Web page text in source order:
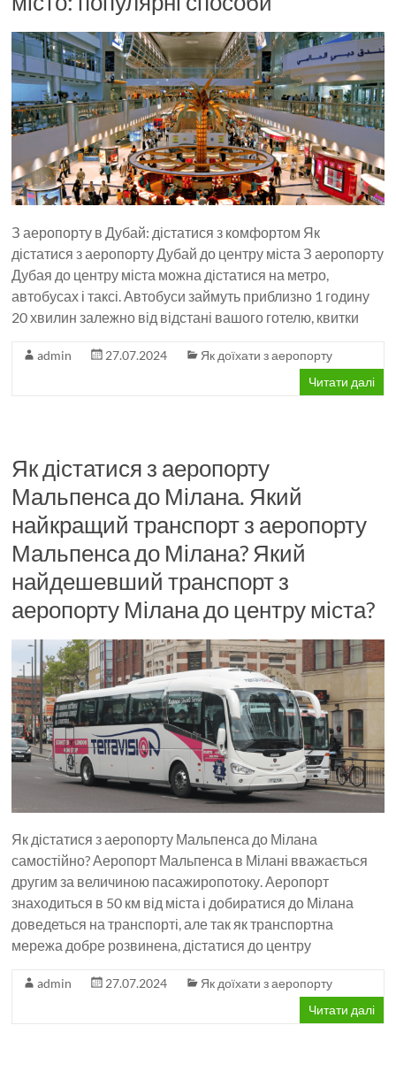
З аеропорту в Дубай: дістатися з комфортом Як
дістатися з аеропорту Дубай до центру міста З аеропорту
Дубая до центру міста можна дістатися на метро, ​​
автобусах і таксі. Автобуси займуть приблизно 1 годину
20 хвилин залежно від відстані вашого готелю, квитки
admin 27.07.2024
Як доїхати з аеропорту
Читати далі
Як дістатися з аеропорту
Мальпенса до Мілана. Який
найкращий транспорт з аеропорту
Мальпенса до Мілана? Який
найдешевший транспорт з
аеропорту Мілана до центру міста?
Як дістатися з аеропорту Мальпенса до Мілана
самостійно? Аеропорт Мальпенса в Мілані вважається
другим за величиною пасажиропотоку. Аеропорт
знаходиться в 50 км від міста і добиратися до Мілана
доведеться на транспорті, але так як транспортна
мережа добре розвинена, дістатися до центру
admin 27.07.2024
Як доїхати з аеропорту
Читати далі